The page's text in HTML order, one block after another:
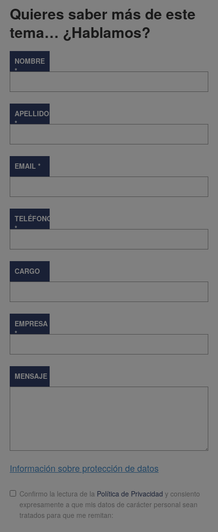
Quieres saber más de este
tema… ¿Hablamos?
NOMBRE
*
APELLIDOS
*
EMAIL *
TELÉFONO
*
CARGO
EMPRESA
*
MENSAJE
Información sobre protección de datos
LopdConfirmo la lectura de la Política de Privacidad y consiento
expresamente a que mis datos de carácter personal sean
tratados para que me remitan: